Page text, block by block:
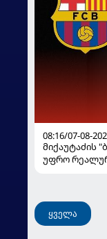
08:16/07-08-
მიქაუტაძის
უფრო
ყველა